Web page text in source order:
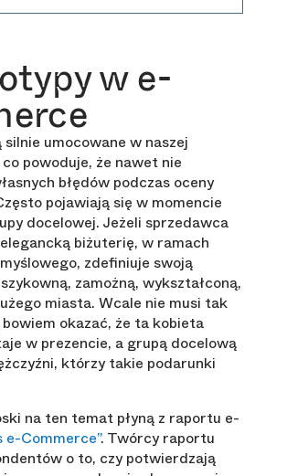
w e-
umocowane w naszej
powoduje, że nawet nie
błędów podczas oceny
pojawiają się w momencie
docelowej. Jeżeli sprzedawca
biżuterię, w ramach
zdefiniuje swoją
zamożną, wykształconą,
miasta. Wcale nie musi tak
okazać, że ta kobieta
w prezencie, a grupą docelową
którzy takie podarunki
na ten temat płyną z raportu e-
Commerce”. Twórcy raportu
o to, czy potwierdzają